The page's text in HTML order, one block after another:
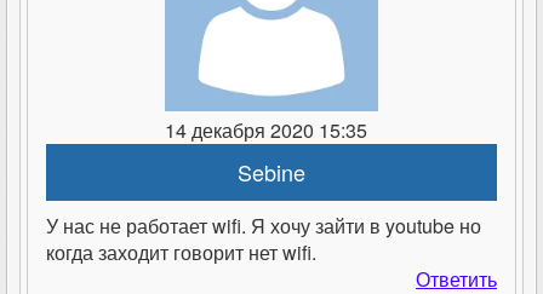
14 декабря 2020 15:35
Sebine
У нас не работает wifi. Я хочу зайти в youtube но
когда заходит говорит нет wifi.
Ответить